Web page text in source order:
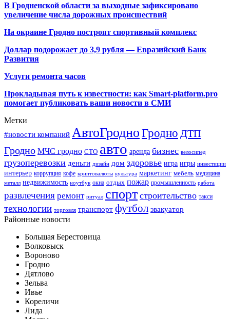
В Гродненской области за выходные зафиксировано
увеличение числа дорожных происшествий
На окраине Гродно построят спортивный комплекс
Доллар подорожает до 3,9 рубля — Евразийский Банк
Развития
Услуги ремонта часов
Прокладывая путь к известности: как Smart-platform.pro
помогает публиковать ваши новости в СМИ
Метки
#новости компаний АвтоГродноГродно ДТП
Гродно МЧС гродно СТО авто аренда бизнес велосипед
грузоперевозки деньги дизайн дом здоровье игра игры инвестиции
интерьер коррупция кофе криптовалюты культура маркетинг мебель медицина
металл недвижимость ноутбук окна отдых пожар промышленность работа
развлечения ремонт ритуал спорт строительство такси
технологии торговля транспорт футбол эвакуатор
Районные новости
Большая Берестовица
Волковыск
Вороново
Гродно
Дятлово
Зельва
Ивье
Кореличи
Лида